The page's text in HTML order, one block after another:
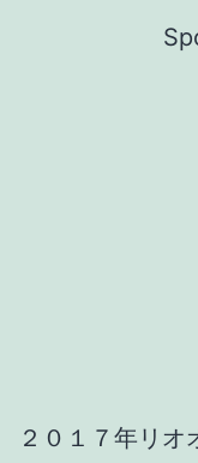
２０１７年リオ